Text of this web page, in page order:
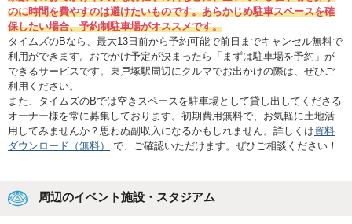
のに時間を費やすのは避けたいものです。あらかじめ駐車スペースを確
保したい場合、予約制駐車場がオススメです。
タイムズのBなら、最大13日前から予約可能で前日までキャンセル無料で
利用ができます。おでかけ予定が決まったら「まずは駐車場を予約」が
できるサービスです。東戸塚駅周辺にクルマでお出かけの際は、ぜひご
利用ください。
また、タイムズのBでは空きスペースを駐車場として貸し出してくださる
オーナー様を常に募集しております。初期費用無料で、お気軽に土地活
用してみませんか？思わぬ副収入になるかもしれません。詳しくは資料
ダウンロード（無料）
で、ご確認いただけます。ぜひご相談ください！
周辺のイベント施設・スタジアム